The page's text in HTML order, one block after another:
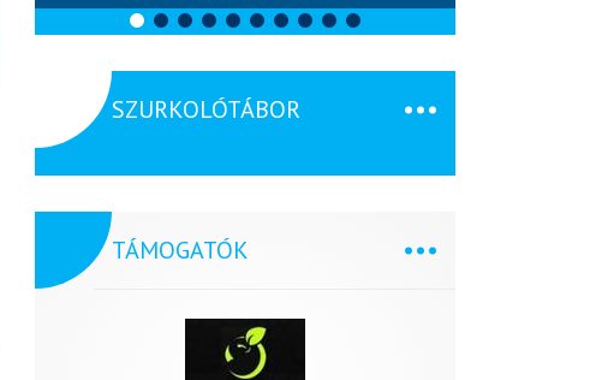
SZURKOLÓTÁBOR
TÁMOGATÓK